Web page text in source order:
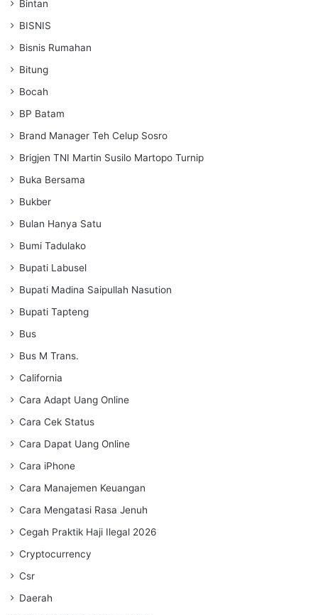
Bintan
BISNIS
Bisnis Rumahan
Bitung
Bocah
BP Batam
Brand Manager Teh Celup Sosro
Brigjen TNI Martin Susilo Martopo Turnip
Buka Bersama
Bukber
Bulan Hanya Satu
Bumi Tadulako
Bupati Labusel
Bupati Madina Saipullah Nasution
Bupati Tapteng
Bus
Bus M Trans.
California
Cara Adapt Uang Online
Cara Cek Status
Cara Dapat Uang Online
Cara iPhone
Cara Manajemen Keuangan
Cara Mengatasi Rasa Jenuh
Cegah Praktik Haji Ilegal 2026
Cryptocurrency
Csr
Daerah